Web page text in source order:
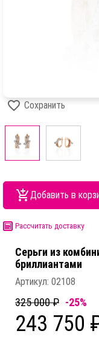
Сохранить
Добавить в
Рассчитать доставку
Серьги из
бриллиантами
Артикул: 02108
325 000 ₽ -25%
243 750